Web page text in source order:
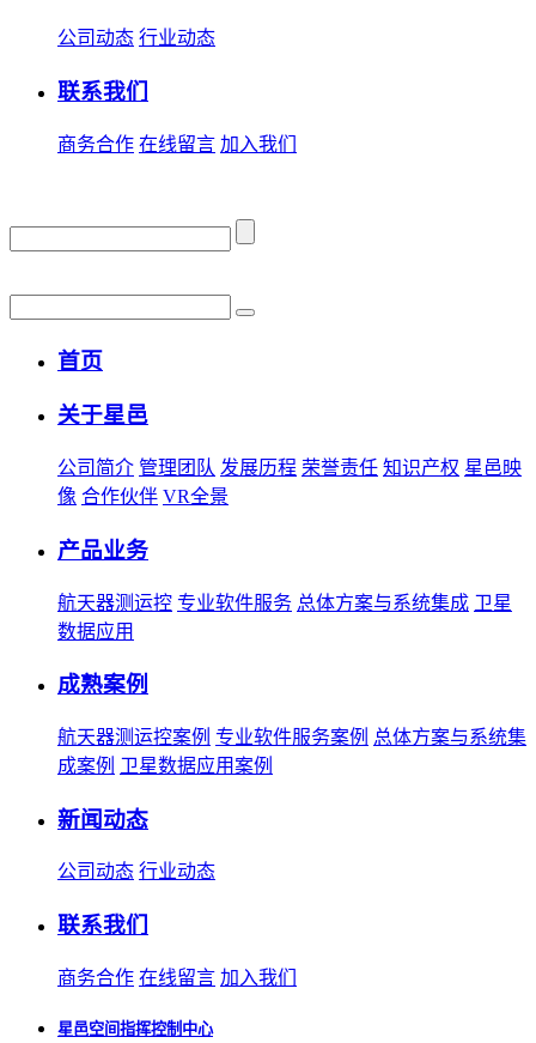
公司动态 行业动态
联系我们
商务合作 在线留言 加入我们
首页
关于星邑
公司简介 管理团队 发展历程 荣誉责任 知识产权 星邑映
像 合作伙伴 VR全景
产品业务
航天器测运控 专业软件服务 总体方案与系统集成 卫星
数据应用
成熟案例
航天器测运控案例 专业软件服务案例 总体方案与系统集
成案例 卫星数据应用案例
新闻动态
公司动态 行业动态
联系我们
商务合作 在线留言 加入我们
星邑空间指挥控制中心